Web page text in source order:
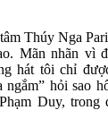
Thúy Nga
Mãn nhãn vì
hát tôi chỉ
ngắm” hỏi sao
Duy,